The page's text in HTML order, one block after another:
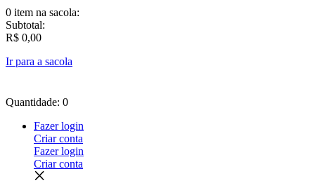
0 item na sacola:
Subtotal:
R$ 0,00
Ir para a sacola
Quantidade: 0
Fazer login
Criar conta
Fazer login
Criar conta